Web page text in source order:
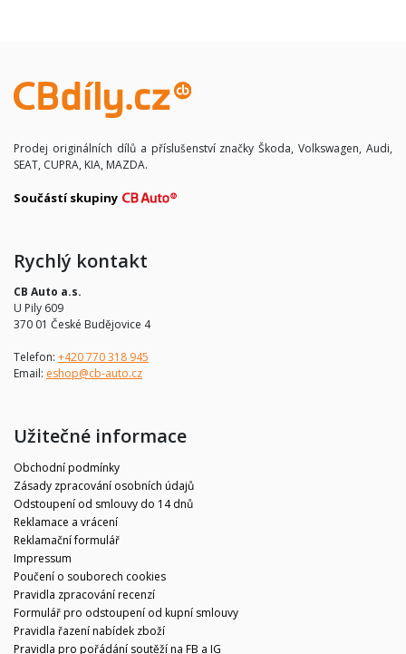
Prodej originálních dílů a příslušenství značky Škoda, Volkswagen, Audi,
SEAT, CUPRA, KIA, MAZDA.
Součástí skupiny
Rychlý kontakt
CB Auto a.s.
U Pily 609
370 01 České Budějovice 4
Telefon: +420 770 318 945
Email: eshop@cb-auto.cz
Užitečné informace
Obchodní podmínky
Zásady zpracování osobních údajů
Odstoupení od smlouvy do 14 dnů
Reklamace a vrácení
Reklamační formulář
Impressum
Poučení o souborech cookies
Pravidla zpracování recenzí
Formulář pro odstoupení od kupní smlouvy
Pravidla řazení nabídek zboží
Pravidla pro pořádání soutěží na FB a IG